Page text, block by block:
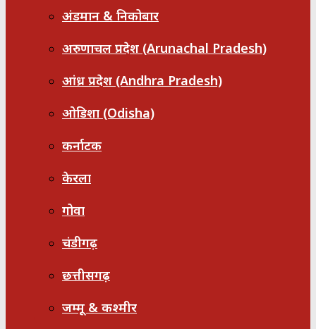
अंडमान & निकोबार
अरुणाचल प्रदेश (Arunachal Pradesh)
आंध्र प्रदेश (Andhra Pradesh)
ओडिशा (Odisha)
कर्नाटक
केरला
गोवा
चंडीगढ़
छत्तीसगढ़
जम्मू & कश्मीर